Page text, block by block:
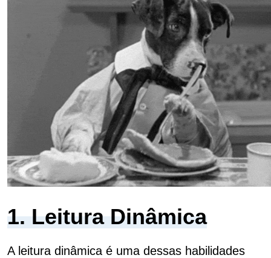
1. Leitura Dinâmica
A leitura dinâmica é uma dessas habilidades